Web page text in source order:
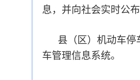
息，并向社会实时公
县（区）机动车停
车管理信息系统。